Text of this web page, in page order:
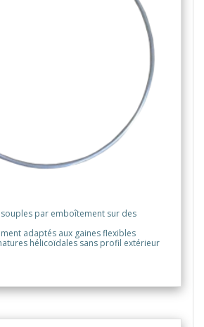
par emboîtement sur des
adaptés aux gaines flexibles
hélicoïdales sans profil extérieur